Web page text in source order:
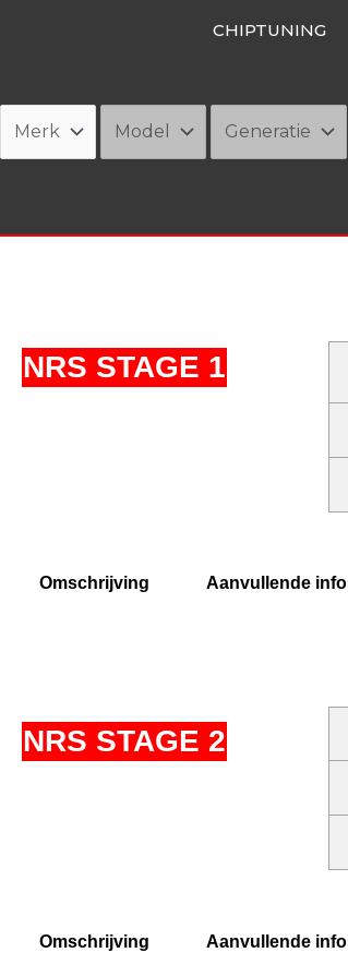
CHIPTUNING
NRS STAGE 1
Omschrijving Aanvullende info
NRS STAGE 2
Omschrijving Aanvullende info